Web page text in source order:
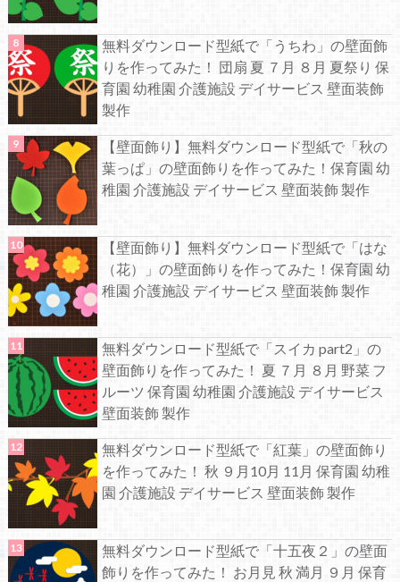
無料ダウンロード型紙で「うちわ」の壁面飾
りを作ってみた！ 団扇 夏 ７月 ８月 夏祭り 保
育園 幼稚園 介護施設 デイサービス 壁面装飾
製作
【壁面飾り】無料ダウンロード型紙で「秋の
葉っぱ」の壁面飾りを作ってみた！保育園 幼
稚園 介護施設 デイサービス 壁面装飾 製作
【壁面飾り】無料ダウンロード型紙で「はな
（花）」の壁面飾りを作ってみた！保育園 幼
稚園 介護施設 デイサービス 壁面装飾 製作
無料ダウンロード型紙で「スイカ part2」の
壁面飾りを作ってみた！ 夏 ７月 ８月 野菜 フ
ルーツ 保育園 幼稚園 介護施設 デイサービス
壁面装飾 製作
無料ダウンロード型紙で「紅葉」の壁面飾り
を作ってみた！ 秋 ９月10月 11月 保育園 幼稚
園 介護施設 デイサービス 壁面装飾 製作
無料ダウンロード型紙で「十五夜２」の壁面
飾りを作ってみた！ お月見 秋 満月 ９月 保育